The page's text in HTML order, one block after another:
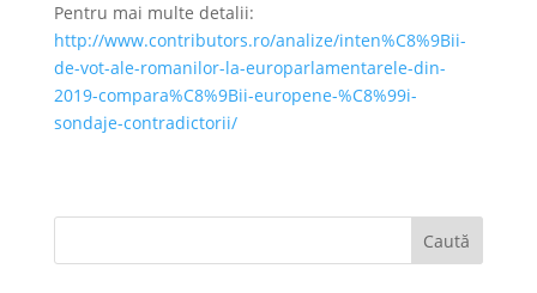
Pentru mai multe detalii:
http://www.contributors.ro/analize/inten%C8%9Bii-
de-vot-ale-romanilor-la-europarlamentarele-din-
2019-compara%C8%9Bii-europene-%C8%99i-
sondaje-contradictorii/
Caută